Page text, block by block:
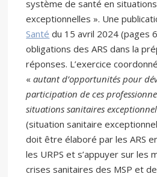
système de santé en
exceptionnelles ». Une
Santé du 15 avril 2024 (pages
obligations des ARS dans la
réponses. L’exercice
«autant d’opportunités pour
participation de ces
situations sanitaires
(situation sanitaire
doit être élaboré par les ARS
les URPS et s’appuyer sur les
crises sanitaires des MSP et